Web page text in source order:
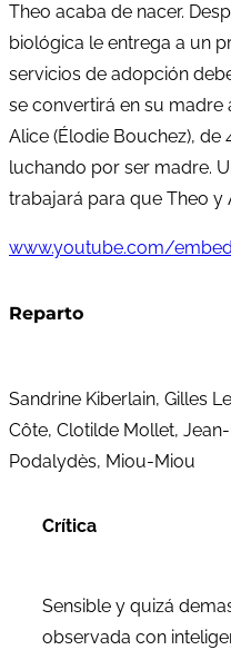
Theo acaba de nacer.
biológica le entrega a un
servicios de adopción
se convertirá en su madre
Alice (Élodie Bouchez), de
luchando por ser madre.
trabajará para que Theo y
www.youtube.com/
Reparto
Sandrine Kiberlain, Gilles
Côte, Clotilde Mollet,
Podalydès, Miou-Miou
Crítica
Sensible y quizá
observada con